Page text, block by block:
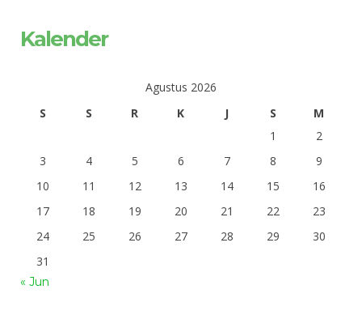
Kalender
Agustus 2026
S
S R K J S
M
1
2
3
4 5 6 7 8
9
10
11 12 13 14 15
16
17
18 19 20 21 22
23
24
25 26 27 28 29
30
31
« Jun